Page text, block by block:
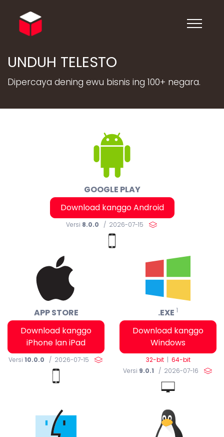
UNDUH TELESTO
Dipercaya dening ewu bisnis ing 100+ negara.
GOOGLE PLAY
Download kanggo Android
Versi 8.0.0 / 2026-07-15
APP STORE
Download kanggo
iPhone lan iPad
Versi 10.0.0 / 2026-07-15
.EXE 1
Download kanggo
Windows
32-bit| 64-bit
Versi 9.0.1 / 2026-07-16